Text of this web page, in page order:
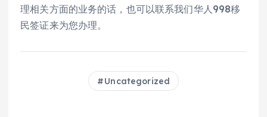
理相关方面的业务的话，也可以联系我们华人998移
民签证来为您办理。
Uncategorized